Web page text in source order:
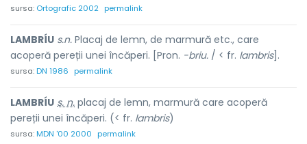
sursa: Ortografic 2002 permalink
LAMBRÍU s.n. Placaj de lemn, de marmură etc., care
acoperă pereții unei încăperi. [Pron. -briu. / < fr. lambris].
sursa:DN 1986 permalink
LAMBRÍU s. n. placaj de lemn, marmură care acoperă
pereții unei încăperi. (< fr. lambris)
sursa:MDN '00 2000 permalink